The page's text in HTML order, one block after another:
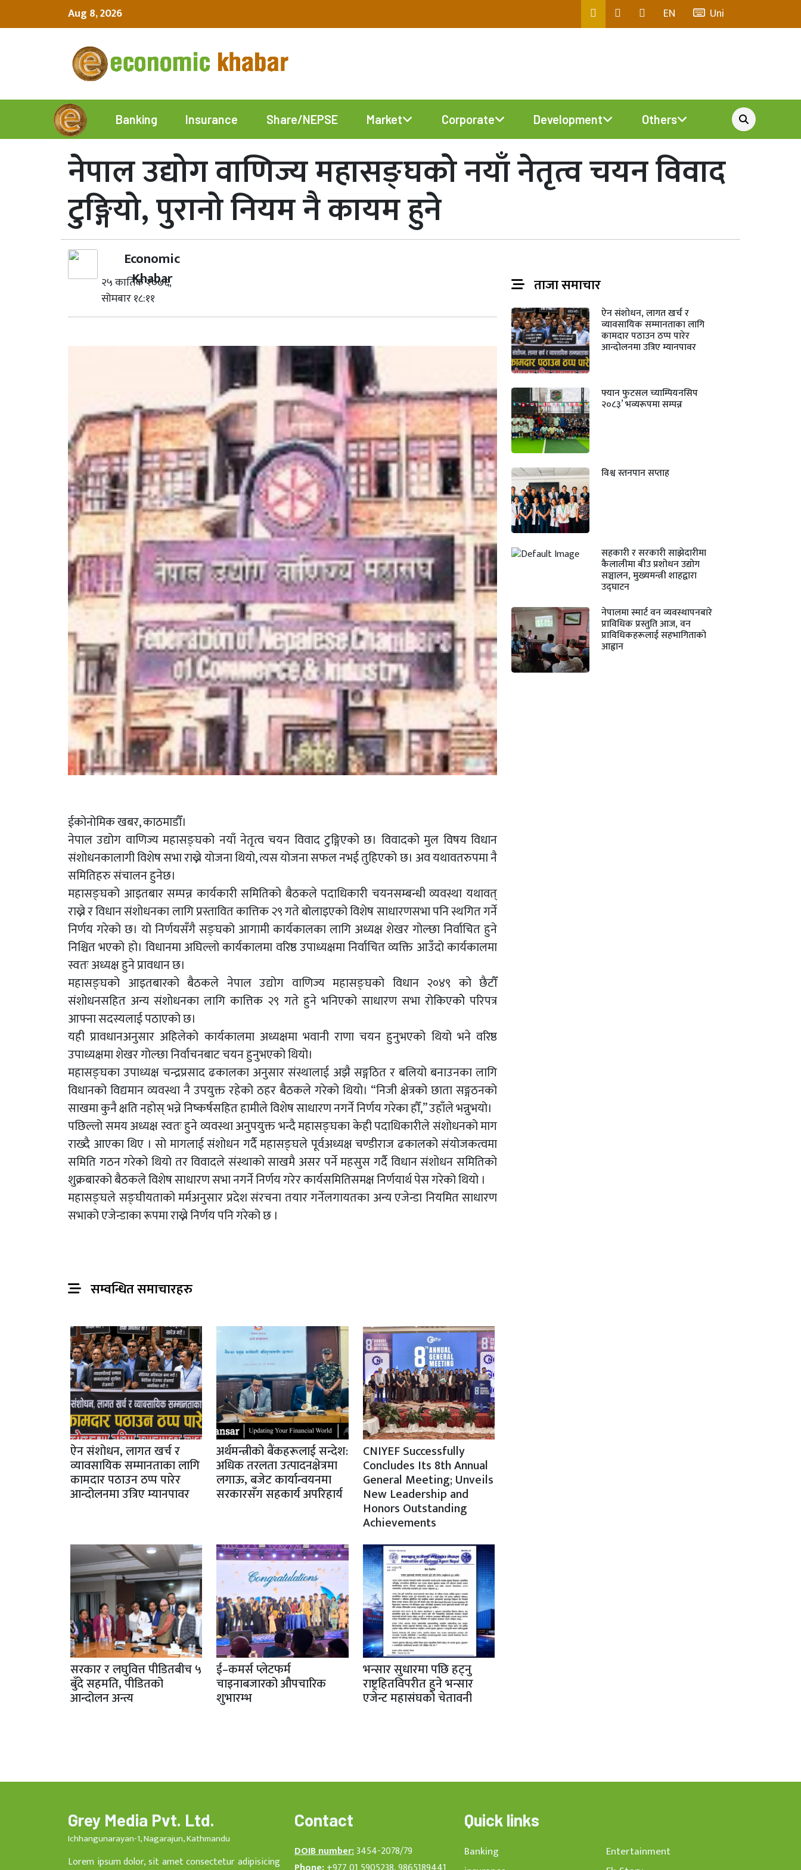
Aug 8, 2026 EN Uni
Banking Insurance Share/NEPSE Market Corporate Development Others
नेपाल उद्योग वाणिज्य महासङ्घको नयाँ नेतृत्व चयन विवाद
टुङ्गियो, पुरानो नियम नै कायम हुने
Economic
Khabar
२५ कार्तिक २०७६,
सोमबार १८:११
ईकोनोमिक खबर, काठमाडौँ।
नेपाल उद्योग वाणिज्य महासङ्घको नयाँ नेतृत्व चयन विवाद टुङ्गिएको छ। विवादको मुल विषय विधान
संशोधनकालागी विशेष सभा राख्ने योजना थियो, त्यस योजना सफल नभई तुहिएको छ। अव यथावतरुपमा नै
समितिहरु संचालन हुनेछ।
महासङ्घको आइतबार सम्पन्न कार्यकारी समितिको बैठकले पदाधिकारी चयनसम्बन्धी व्यवस्था यथावत्
राख्ने र विधान संशोधनका लागि प्रस्तावित कात्तिक २९ गते बोलाइएको विशेष साधारणसभा पनि स्थगित गर्ने
निर्णय गरेको छ। यो निर्णयसँगै सङ्घको आगामी कार्यकालका लागि अध्यक्ष शेखर गोल्छा निर्वाचित हुने
निश्चित भएको हो। विधानमा अघिल्लो कार्यकालमा वरिष्ठ उपाध्यक्षमा निर्वाचित व्यक्ति आउँदो कार्यकालमा
स्वतः अध्यक्ष हुने प्रावधान छ।
महासङ्घको आइतबारको बैठकले नेपाल उद्योग वाणिज्य महासङ्घको विधान २०४९ को छैटौँ
संशोधनसहित अन्य संशोधनका लागि कात्तिक २९ गते हुने भनिएको साधारण सभा रोकिएकोे परिपत्र
आफ्ना सदस्यलाई पठाएको छ।
यही प्रावधानअनुसार अहिलेको कार्यकालमा अध्यक्षमा भवानी राणा चयन हुनुभएको थियो भने वरिष्ठ
उपाध्यक्षमा शेखर गोल्छा निर्वाचनबाट चयन हुनुभएको थियो।
महासङ्घका उपाध्यक्ष चन्द्रप्रसाद ढकालका अनुसार संस्थालाई अझै सङ्गठित र बलियो बनाउनका लागि
विधानको विद्यमान व्यवस्था नै उपयुक्त रहेको ठहर बैठकले गरेको थियो। “निजी क्षेत्रको छाता सङ्गठनको
साखमा कुनै क्षति नहोस् भन्ने निष्कर्षसहित हामीले विशेष साधारण नगर्ने निर्णय गरेका हौँ,” उहाँले भन्नुभयो।
पछिल्लो समय अध्यक्ष स्वतः हुने व्यवस्था अनुपयुक्त भन्दै महासङ्घका केही पदाधिकारीले संशोधनको माग
राख्दै आएका थिए । सो मागलाई संशोधन गर्दै महासङ्घले पूर्वअध्यक्ष चण्डीराज ढकालको संयोजकत्वमा
समिति गठन गरेको थियो तर विवादले संस्थाको साखमै असर पर्ने महसुस गर्दै विधान संशोधन समितिको
शुक्रबारको बैठकले विशेष साधारण सभा नगर्ने निर्णय गरेर कार्यसमितिसमक्ष निर्णयार्थ पेस गरेको थियो ।
महासङ्घले सङ्घीयताको मर्मअनुसार प्रदेश संरचना तयार गर्नेलगायतका अन्य एजेन्डा नियमित साधारण
सभाको एजेन्डाका रूपमा राख्ने निर्णय पनि गरेको छ ।
सम्वन्धित समाचारहरु
ऐन संशोधन, लागत खर्च र
व्यावसायिक सम्मानताका लागि
कामदार पठाउन ठप्प पारेर
आन्दोलनमा उत्रिए म्यानपावर
अर्थमन्त्रीको बैंकहरूलाई सन्देश:
अधिक तरलता उत्पादनक्षेत्रमा
लगाऊ, बजेट कार्यान्वयनमा
सरकारसँग सहकार्य अपरिहार्य
CNIYEF Successfully
Concludes Its 8th Annual
General Meeting; Unveils
New Leadership and
Honors Outstanding
Achievements
सरकार र लघुवित्त पीडितबीच ५
बुँदे सहमति, पीडितको
आन्दोलन अन्त्य
ई–कमर्स प्लेटफर्म
चाइनाबजारको औपचारिक
शुभारम्भ
भन्सार सुधारमा पछि हट्नु
राष्ट्रहितविपरीत हुने भन्सार
एजेन्ट महासंघको चेतावनी
ताजा समाचार
ऐन संशोधन, लागत खर्च र
व्यावसायिक सम्मानताका लागि
कामदार पठाउन ठप्प पारेर
आन्दोलनमा उत्रिए म्यानपावर
फ्यान फुटसल च्याम्पियनसिप
२०८३’ भव्यरूपमा सम्पन्न
विश्व स्तनपान सप्ताह
सहकारी र सरकारी साझेदारीमा
कैलालीमा बीउ प्रशोधन उद्योग
सञ्चालन, मुख्यमन्त्री शाहद्वारा
उद्घाटन
नेपालमा स्मार्ट वन व्यवस्थापनबारे
प्राविधिक प्रस्तुति आज, वन
प्राविधिकहरूलाई सहभागिताको
आह्वान
Grey Media Pvt. Ltd.
Ichhangunarayan-1, Nagarajun, Kathmandu
Lorem ipsum dolor, sit amet consectetur adipisicing
Contact
DOIB number:3454-2078/79
Quick links
Banking
Entertainment